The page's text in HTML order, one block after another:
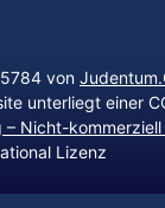
von
unterliegt einer
– Nicht-kommerziell
Lizenz